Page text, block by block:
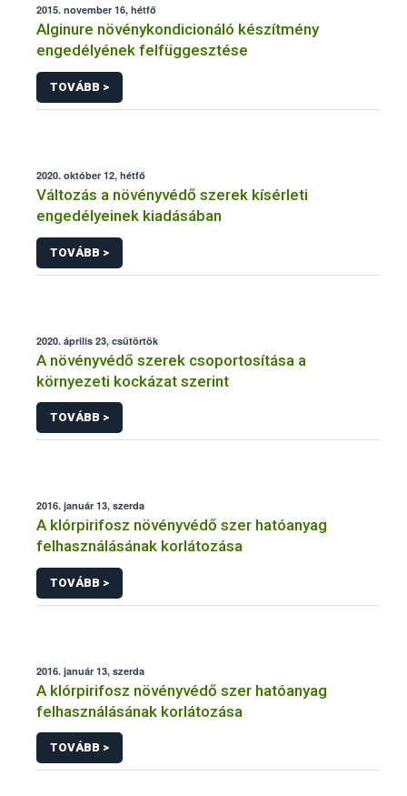
2015. november 16, hétfő
Alginure növénykondicionáló készítmény
engedélyének felfüggesztése
TOVÁBB >
2020. október 12, hétfő
Változás a növényvédő szerek kísérleti
engedélyeinek kiadásában
TOVÁBB >
2020. április 23, csütörtök
A növényvédő szerek csoportosítása a
környezeti kockázat szerint
TOVÁBB >
2016. január 13, szerda
A klórpirifosz növényvédő szer hatóanyag
felhasználásának korlátozása
TOVÁBB >
2016. január 13, szerda
A klórpirifosz növényvédő szer hatóanyag
felhasználásának korlátozása
TOVÁBB >